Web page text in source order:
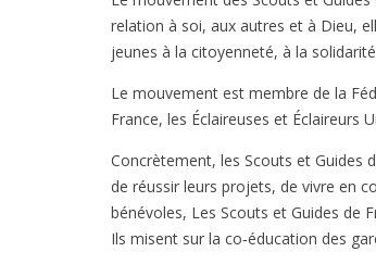
relation à soi, aux autres et à Dieu,
jeunes à la citoyenneté, à la
Le mouvement est membre de la
France, les Éclaireuses et Éclaireurs
Concrètement, les Scouts et Guides
de réussir leurs projets, de vivre en
bénévoles, Les Scouts et Guides de
Ils misent sur la co‑éducation des